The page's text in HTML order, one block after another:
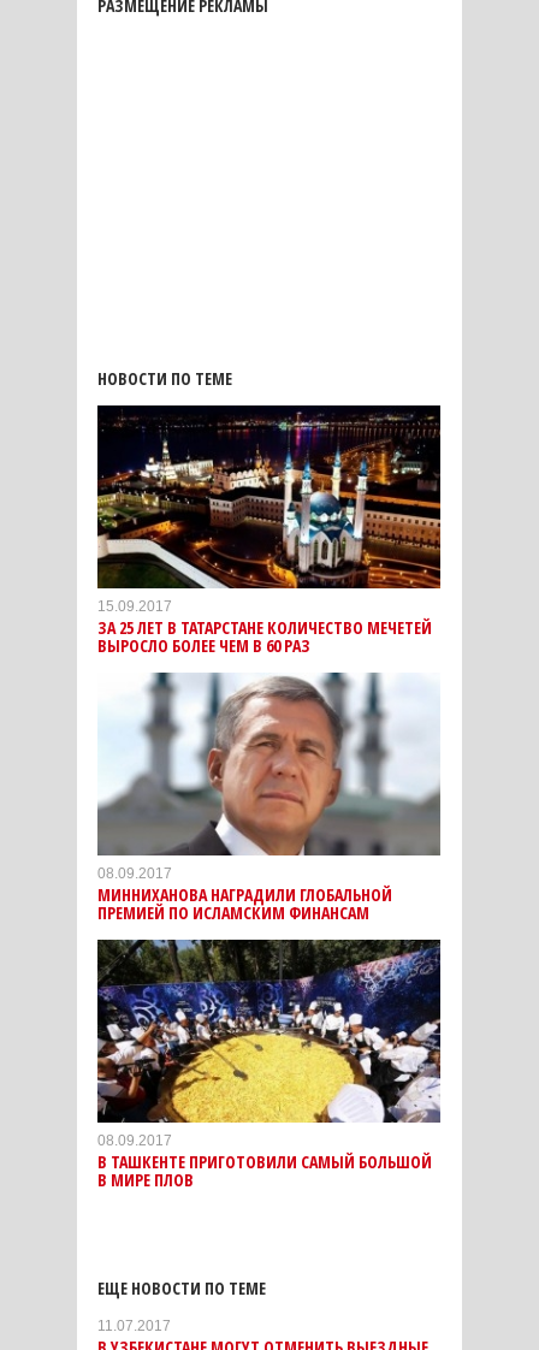
РАЗМЕЩЕНИЕ РЕКЛАМЫ
НОВОСТИ ПО ТЕМЕ
15.09.2017
ЗА 25 ЛЕТ В ТАТАРСТАНЕ КОЛИЧЕСТВО МЕЧЕТЕЙ
ВЫРОСЛО БОЛЕЕ ЧЕМ В 60 РАЗ
08.09.2017
МИННИХАНОВА НАГРАДИЛИ ГЛОБАЛЬНОЙ
ПРЕМИЕЙ ПО ИСЛАМСКИМ ФИНАНСАМ
08.09.2017
В ТАШКЕНТЕ ПРИГОТОВИЛИ САМЫЙ БОЛЬШОЙ
В МИРЕ ПЛОВ
ЕЩЕ НОВОСТИ ПО ТЕМЕ
11.07.2017